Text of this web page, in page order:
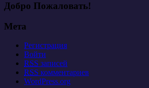
Добро Пожаловать!
Мета
Регистрация
Войти
RSS записей
RSS комментариев
WordPress.org